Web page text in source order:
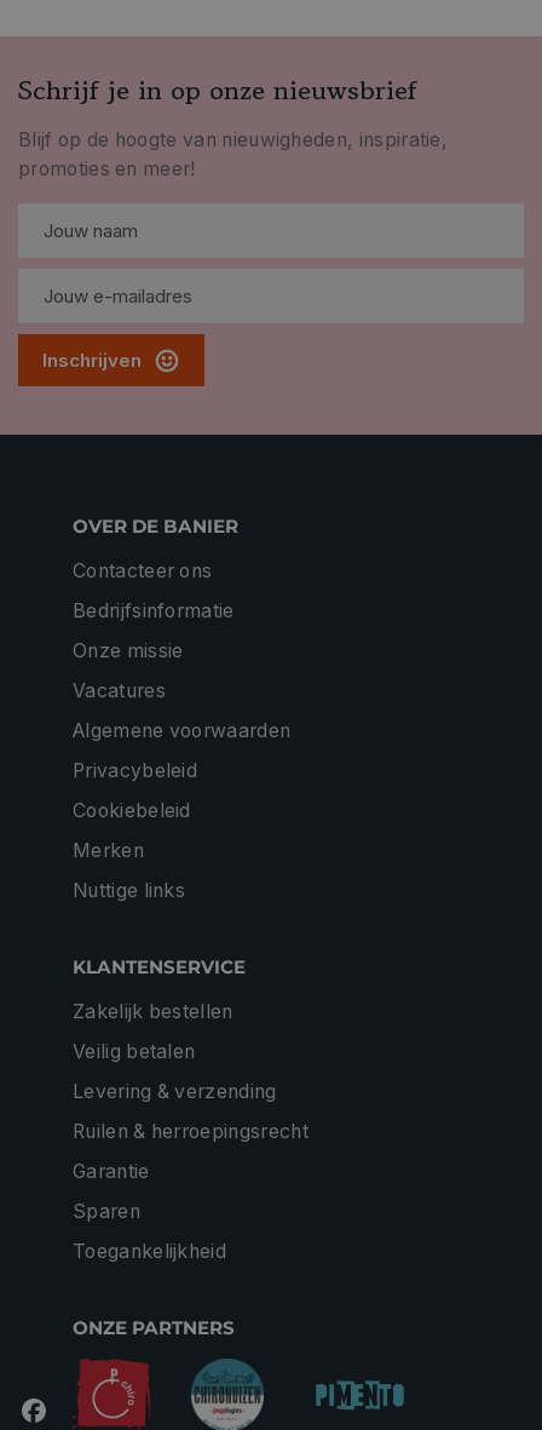
Schrijf je in op onze nieuwsbrief
Blijf op de hoogte van nieuwigheden, inspiratie,
promoties en meer!
Inschrijven
OVER DE BANIER
Contacteer ons
Bedrijfsinformatie
Onze missie
Vacatures
Algemene voorwaarden
Privacybeleid
Cookiebeleid
Merken
Nuttige links
KLANTENSERVICE
Zakelijk bestellen
Veilig betalen
Levering & verzending
Ruilen & herroepingsrecht
Garantie
Sparen
Toegankelijkheid
ONZE PARTNERS